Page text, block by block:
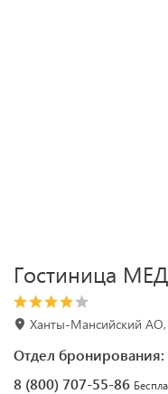
Гостиница
Ханты-Мансийский АО,
Отдел бронирования:
8 (800) 707-55-86